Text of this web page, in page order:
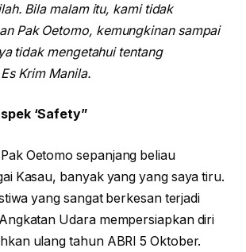
Bila malam itu, kami tidak
Pak Oetomo, kemungkinan sampai
tidak mengetahui tentang
Krim Manila.
‘Safety”
Oetomo sepanjang beliau
Kasau, banyak yang yang saya tiru.
yang sangat berkesan terjadi
Udara mempersiapkan diri
ulang tahun ABRI 5 Oktober.